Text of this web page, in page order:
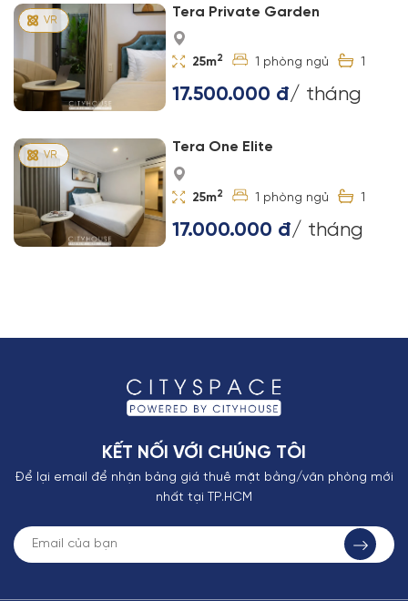
Tera Private Garden
25m2 1 1
17.500.000 đ/ tháng
Tera One Elite
25m2 1 1
17.000.000 đ/ tháng
KẾT NỐI VỚI CHÚNG TÔI
Để lại email để nhận bảng giá thuê mặt bằng/văn phòng mới
nhất tại TP.HCM